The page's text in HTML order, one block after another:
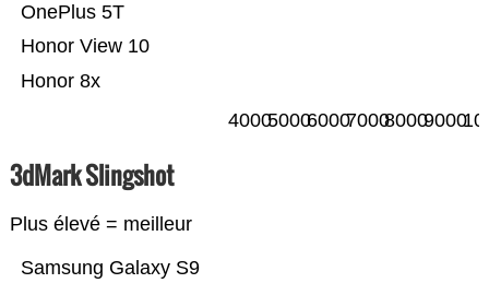
Honor 8x
Honor View 10
OnePlus 5T
400050006000700080009000
3dMark Slingshot
Plus élevé = meilleur
Samsung Galaxy S9